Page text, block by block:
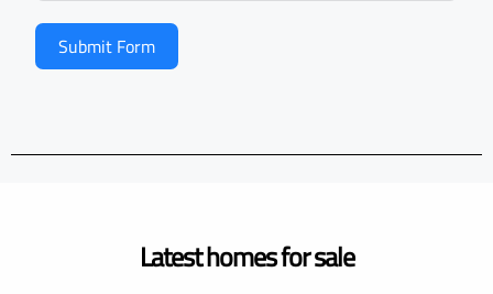
Submit Form
Latest homes for sale